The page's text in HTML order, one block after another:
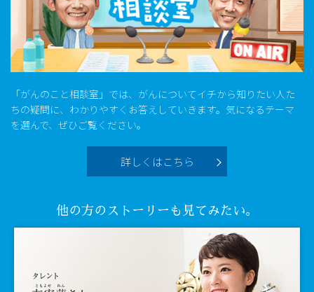
「がんのこと相談室」では、がんについてイチから知りたい人た
ちの疑問に、わかりやすくお答えしていきます。気になるテーマ
を選んで、ぜひご覧ください。
詳しくはこちら
他の方のストーリーも見てみたい。